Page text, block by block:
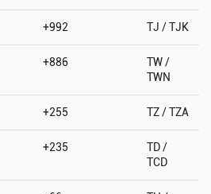
+992 TJ / TJK
+886
TW /
TWN
+255 TZ / TZA
+235
TD /
TCD